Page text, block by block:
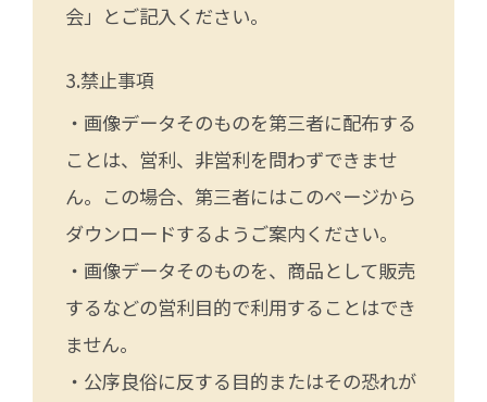
会」とご記入ください。
禁止事項
・画像データそのものを第三者に配布する
ことは、営利、非営利を問わずできませ
ん。この場合、第三者にはこのページから
ダウンロードするようご案内ください。
・画像データそのものを、商品として販売
するなどの営利目的で利用することはでき
ません。
・公序良俗に反する目的またはその恐れが